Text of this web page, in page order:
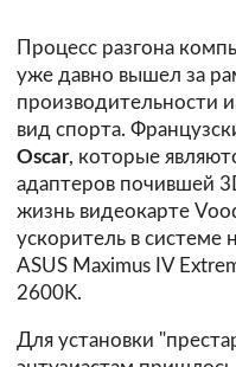
Процесс разгона
уже давно вышел за
производительности
вид спорта.
Oscar, которые
адаптеров почившей
жизнь видеокарте
ускоритель в системе
ASUS Maximus IV
2600K.
Для установки